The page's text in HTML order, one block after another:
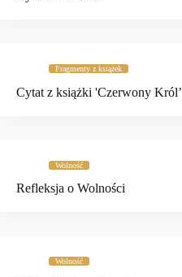
Fragmenty z książek
Cytat z książki 'Czerwony Król’
Wolność
Refleksja o Wolności
Wolność